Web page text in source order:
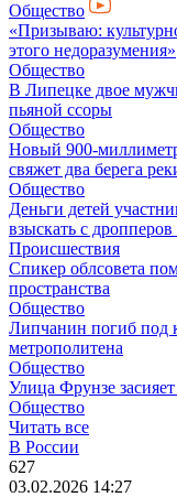
Общество
«Призываю:
этого недоразумения»
Общество
В Липецке двое
пьяной ссоры
Общество
Новый 900-
свяжет два берега
Общество
Деньги детей
взыскать с
Происшествия
Спикер облсовета
пространства
Общество
Липчанин погиб под
метрополитена
Общество
Улица Фрунзе
Общество
Читать все
В России
627
03.02.2026 14:27